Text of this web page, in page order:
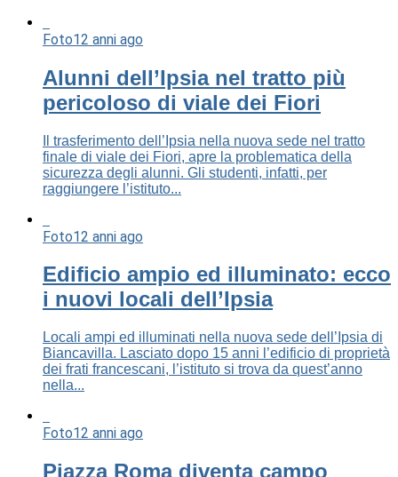
Foto12 anni ago
Alunni dell’Ipsia nel tratto più
pericoloso di viale dei Fiori
Il trasferimento dell’Ipsia nella nuova sede nel tratto
finale di viale dei Fiori, apre la problematica della
sicurezza degli alunni. Gli studenti, infatti, per
raggiungere l’istituto...
Foto12 anni ago
Edificio ampio ed illuminato: ecco
i nuovi locali dell’Ipsia
Locali ampi ed illuminati nella nuova sede dell’Ipsia di
Biancavilla. Lasciato dopo 15 anni l’edificio di proprietà
dei frati francescani, l’istituto si trova da quest’anno
nella...
Foto12 anni ago
Piazza Roma diventa campo